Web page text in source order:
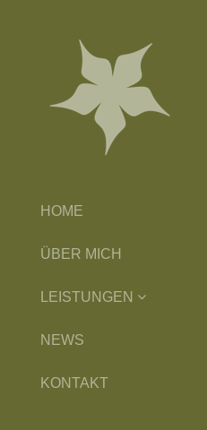
HOME
ÜBER MICH
LEISTUNGEN
NEWS
KONTAKT